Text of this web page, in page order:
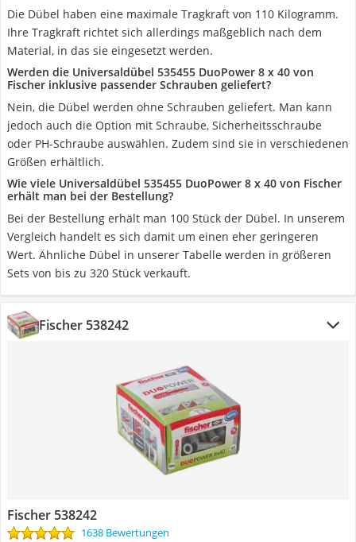
Die Dübel haben eine maximale Tragkraft von 110 Kilogramm.
Ihre Tragkraft richtet sich allerdings maßgeblich nach dem
Material, in das sie eingesetzt werden.
Werden die Universaldübel 535455 DuoPower 8 x 40 von
Fischer inklusive passender Schrauben geliefert?
Nein, die Dübel werden ohne Schrauben geliefert. Man kann
jedoch auch die Option mit Schraube, Sicherheitsschraube
oder PH-Schraube auswählen. Zudem sind sie in verschiedenen
Größen erhältlich.
Wie viele Universaldübel 535455 DuoPower 8 x 40 von Fischer
erhält man bei der Bestellung?
Bei der Bestellung erhält man 100 Stück der Dübel. In unserem
Vergleich handelt es sich damit um einen eher geringeren
Wert. Ähnliche Dübel in unserer Tabelle werden in größeren
Sets von bis zu 320 Stück verkauft.
Fischer 538242
Fischer 538242
1638 Bewertungen